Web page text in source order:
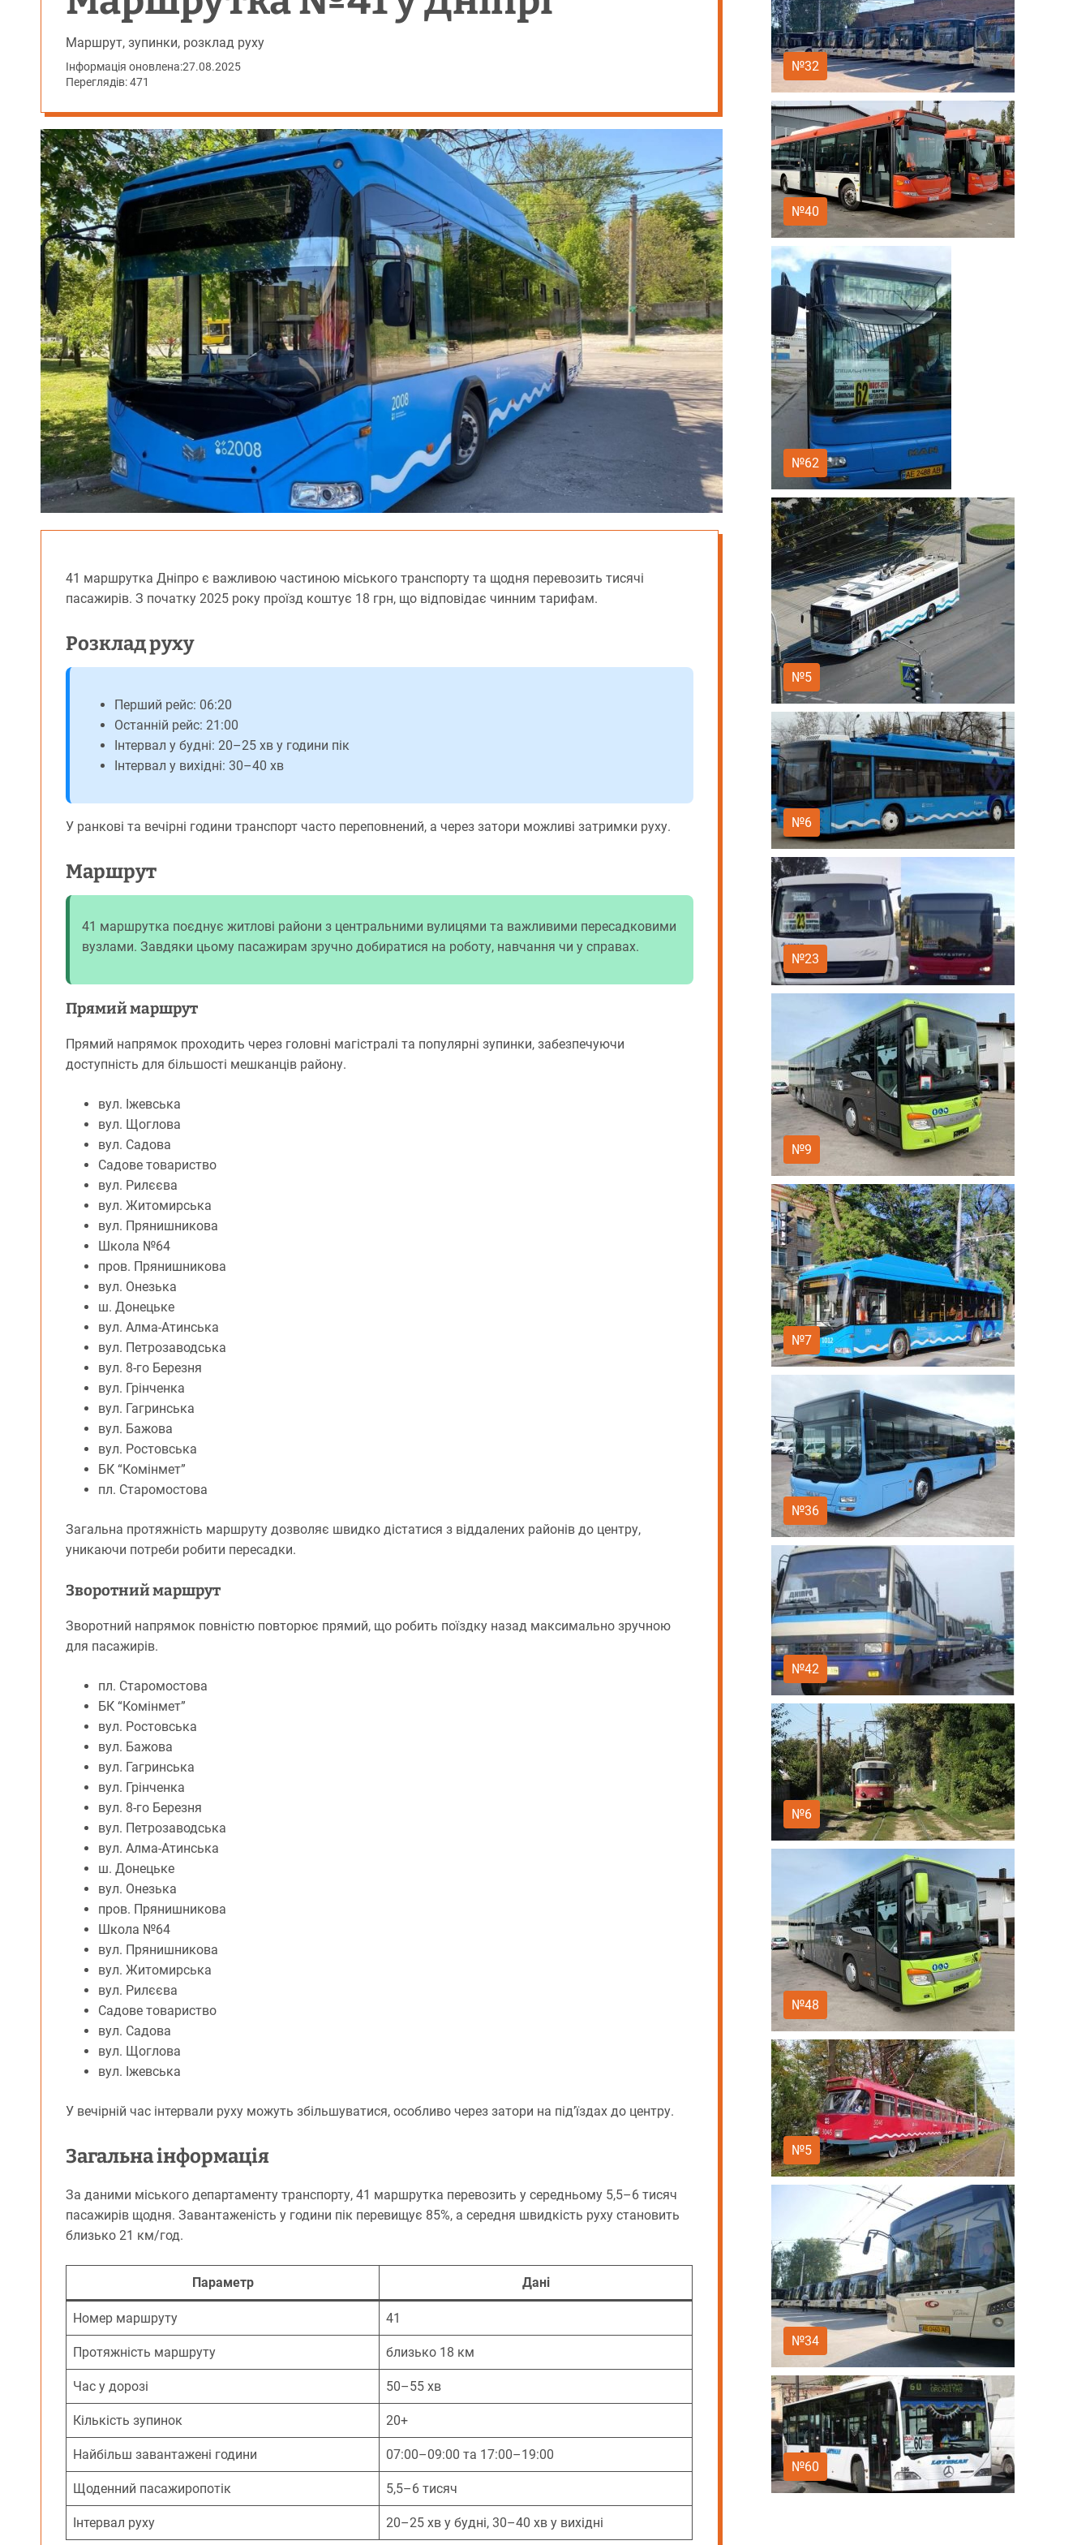
Маршрут, зупинки, розклад руху
Інформація оновлена:27.08.2025
Переглядів: 471
41 маршрутка Дніпро є важливою частиною міського транспорту та щодня перевозить тисячі
пасажирів. З початку 2025 року проїзд коштує 18 грн, що відповідає чинним тарифам.
Розклад руху
Перший рейс: 06:20
Останній рейс: 21:00
Інтервал у будні: 20–25 хв у години пік
Інтервал у вихідні: 30–40 хв
У ранкові та вечірні години транспорт часто переповнений, а через затори можливі затримки руху.
Маршрут
41 маршрутка поєднує житлові райони з центральними вулицями та важливими пересадковими
вузлами. Завдяки цьому пасажирам зручно добиратися на роботу, навчання чи у справах.
Прямий маршрут
Прямий напрямок проходить через головні магістралі та популярні зупинки, забезпечуючи
доступність для більшості мешканців району.
вул. Іжевська
вул. Щоглова
вул. Садова
Садове товариство
вул. Рилєєва
вул. Житомирська
вул. Прянишникова
Школа №64
пров. Прянишникова
вул. Онезька
ш. Донецьке
вул. Алма-Атинська
вул. Петрозаводська
вул. 8-го Березня
вул. Грінченка
вул. Гагринська
вул. Бажова
вул. Ростовська
БК “Комінмет”
пл. Старомостова
Загальна протяжність маршруту дозволяє швидко дістатися з віддалених районів до центру,
уникаючи потреби робити пересадки.
Зворотний маршрут
Зворотний напрямок повністю повторює прямий, що робить поїздку назад максимально зручною
для пасажирів.
пл. Старомостова
БК “Комінмет”
вул. Ростовська
вул. Бажова
вул. Гагринська
вул. Грінченка
вул. 8-го Березня
вул. Петрозаводська
вул. Алма-Атинська
ш. Донецьке
вул. Онезька
пров. Прянишникова
Школа №64
вул. Прянишникова
вул. Житомирська
вул. Рилєєва
Садове товариство
вул. Садова
вул. Щоглова
вул. Іжевська
У вечірній час інтервали руху можуть збільшуватися, особливо через затори на під’їздах до центру.
Загальна інформація
За даними міського департаменту транспорту, 41 маршрутка перевозить у середньому 5,5–6 тисяч
пасажирів щодня. Завантаженість у години пік перевищує 85%, а середня швидкість руху становить
близько 21 км/год.
Параметр Дані
Номер маршруту 41
Протяжність маршруту близько 18 км
Час у дорозі 50–55 хв
Кількість зупинок 20+
Найбільш завантажені години 07:00–09:00 та 17:00–19:00
Щоденний пасажиропотік 5,5–6 тисяч
Інтервал руху 20–25 хв у будні, 30–40 хв у вихідні
№32
№40
№62
№5
№6
№23
№9
№7
№36
№42
№6
№48
№5
№34
№60